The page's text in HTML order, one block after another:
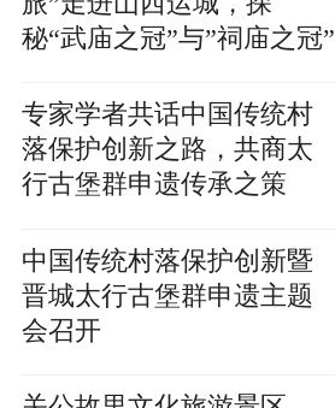
秘“武庙之冠”与”祠庙之冠”
专家学者共话中国传统村
落保护创新之路，共商太
行古堡群申遗传承之策
中国传统村落保护创新暨
晋城太行古堡群申遗主题
会召开